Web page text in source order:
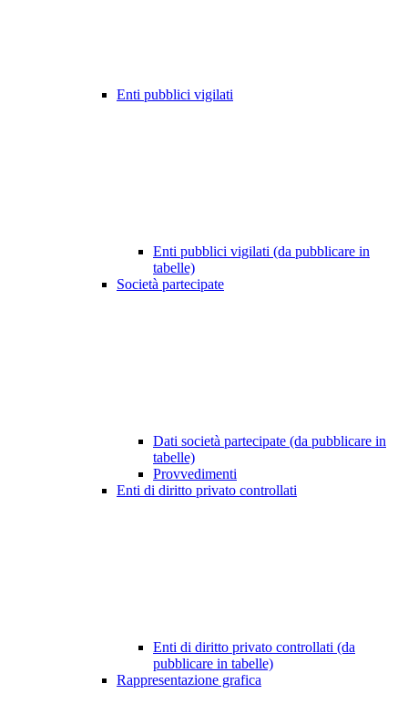
Enti pubblici vigilati
Enti pubblici vigilati (da pubblicare in
tabelle)
Società partecipate
Dati società partecipate (da pubblicare in
tabelle)
Provvedimenti
Enti di diritto privato controllati
Enti di diritto privato controllati (da
pubblicare in tabelle)
Rappresentazione grafica